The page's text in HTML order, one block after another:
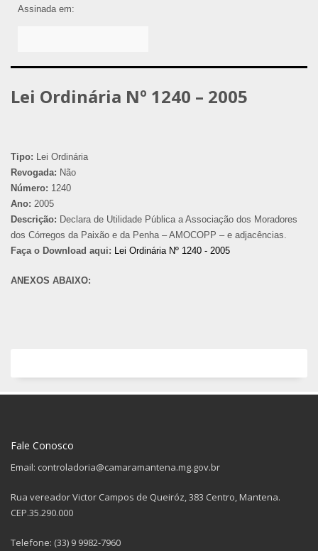
Assinada em:
Lei Ordinária Nº 1240 – 2005
Tipo: Lei Ordinária
Revogada: Não
Número: 1240
Ano: 2005
Descrição: Declara de Utilidade Pública a Associação dos Moradores
dos Córregos da Paixão e da Penha – AMOCOPP – e adjacências.
Faça o Download aqui: Lei Ordinária Nº 1240 - 2005
ANEXOS ABAIXO:
Fale Conosco
Email: controladoria@camaramantena.mg.gov.br
Rua vereador Victor Campos de Queiróz, 383 Centro, Mantena.
CEP.35.290.000
Telefone: (33) 9 9982-7960